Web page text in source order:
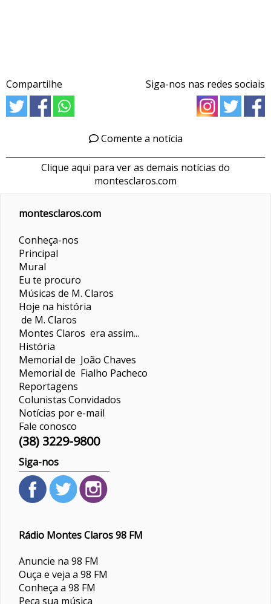
Compartilhe Siga-nos nas redes sociais
Comente a notícia
Clique aqui para ver as demais notícias do
montesclaros.com
montesclaros.com
Conheça-nos
Principal
Mural
Eu te procuro
Músicas de M. Claros
Hoje na história
de M. Claros
Montes Claros era assim...
História
Memorial de João Chaves
Memorial de Fialho Pacheco
Reportagens
ColunistasConvidados
Notícias por e-mail
Fale conosco
(38) 3229-9800
Siga-nos
Rádio Montes Claros 98 FM
Anuncie na 98 FM
Ouça e veja a 98 FM
Conheça a 98 FM
Peça sua música